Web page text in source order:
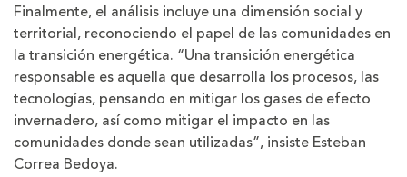
Finalmente, el análisis incluye una dimensión social y
territorial, reconociendo el papel de las comunidades en
la transición energética. “Una transición energética
responsable es aquella que desarrolla los procesos, las
tecnologías, pensando en mitigar los gases de efecto
invernadero, así como mitigar el impacto en las
comunidades donde sean utilizadas”, insiste Esteban
Correa Bedoya.